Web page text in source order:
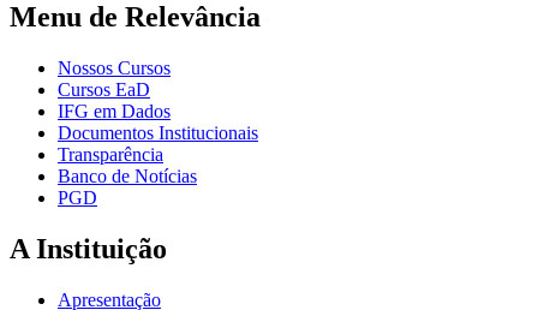
Menu de Relevância
Nossos Cursos
Cursos EaD
IFG em Dados
Documentos Institucionais
Transparência
Banco de Notícias
PGD
A Instituição
Apresentação